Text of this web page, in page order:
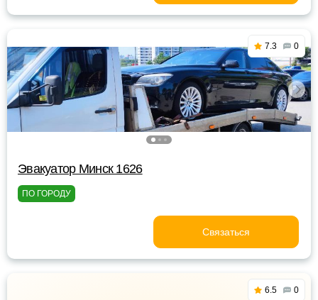
7.3 0
Эвакуатор Минск 1626
ПО ГОРОДУ
Связаться
6.5 0